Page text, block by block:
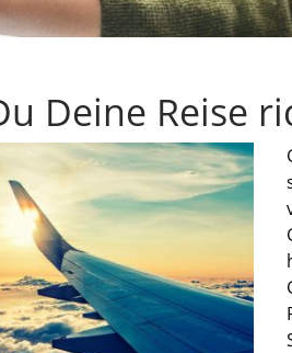
Deine Reise